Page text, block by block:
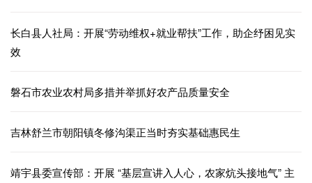
长白县人社局：开展“劳动维权+就业帮扶”工作，助企纾困见实
效
磐石市农业农村局多措并举抓好农产品质量安全
吉林舒兰市朝阳镇冬修沟渠正当时夯实基础惠民生
靖宇县委宣传部：开展 “基层宣讲入人心，农家炕头接地气” 主